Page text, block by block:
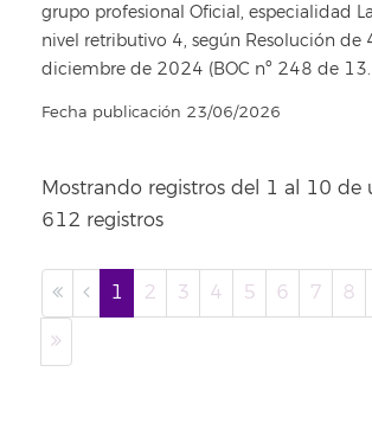
grupo profesional Oficial, especialidad
nivel retributivo 4, según Resolución de
diciembre de 2024 (BOC nº 248 de
Fecha publicación 23/06/2026
Mostrando registros del 1 al 10 de
612 registros
1 2 3 4 5 6 7 8